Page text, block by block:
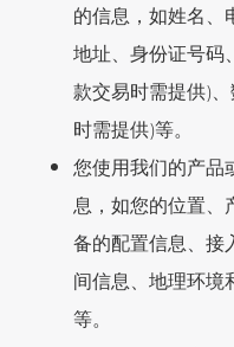
的信息，如姓名、
地址、身份证号码
款交易时需提供)
时需提供)等。
您使用我们的产品
息，如您的位置、
备的配置信息、接
间信息、地理环境
等。